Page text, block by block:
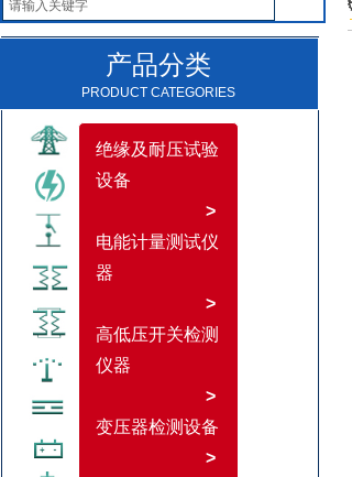
绝缘及耐压试验
设备
>
电能计量测试仪
器
>
高低压开关检测
仪器
>
变压器检测设备
>
产品分类
PRODUCT CATEGORIES